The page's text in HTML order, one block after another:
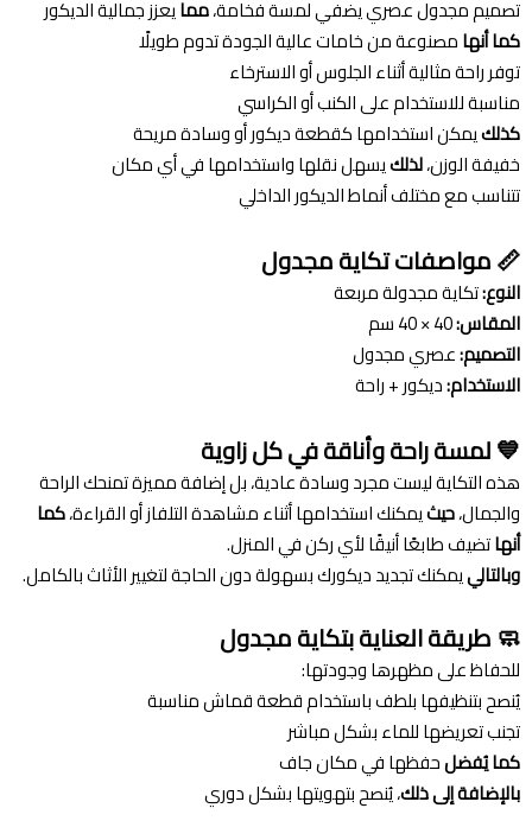
تصميم مجدول عصري يضفي لمسة فخامة،ممايعزز جمالية الديكور
كما أنهامصنوعة من خامات عالية الجودة تدوم طويلًا
توفر راحة مثالية أثناء الجلوس أو الاسترخاء
مناسبة للاستخدام على الكنب أو الكراسي
كذلكيمكن استخدامها كقطعة ديكور أو وسادة مريحة
خفيفة الوزن،لذلكيسهل نقلها واستخدامها في أي مكان
تتناسب مع مختلف أنماط الديكور الداخلي
📏 مواصفات تكاية مجدول
النوع:تكاية مجدولة مربعة
المقاس:
التصميم:عصري مجدول
الاستخدام:ديكور + راحة
💙 لمسة راحة وأناقة في كل زاوية
هذه التكاية ليست مجرد وسادة عادية، بل إضافة مميزة تمنحك الراحة
والجمال،حيثيمكنك استخدامها أثناء مشاهدة التلفاز أو القراءة،كما
أنهاتضيف طابعًا أنيقًا لأي ركن في المنزل.
وبالتالييمكنك تجديد ديكورك بسهولة دون الحاجة لتغيير الأثاث بالكامل.
🧼 طريقة العناية بتكاية مجدول
للحفاظ على مظهرها وجودتها:
يُنصح بتنظيفها بلطف باستخدام قطعة قماش مناسبة
تجنب تعريضها للماء بشكل مباشر
كما يُفضلحفظها في مكان جاف
بالإضافة إلى ذلك، يُنصح بتهويتها بشكل دوري